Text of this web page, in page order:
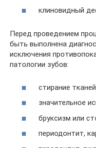
клиновидный
Перед проведением
быть выполнена
исключения
патологии зубов:
стирание
значительное
бруксизм или
периодонтит,